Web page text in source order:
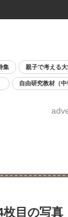
集 親子で考える
自由研究教材（中
目の写真